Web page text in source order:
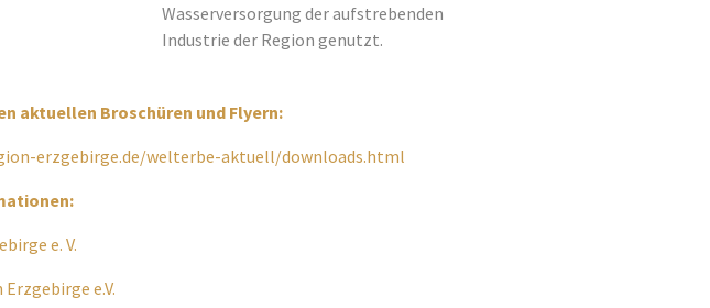
Wasserversorgung der aufstrebenden
Industrie der Region genutzt.
aktuellen Broschüren und Flyern:
erzgebirge.de/welterbe-aktuell/downloads.html
e. V.
e.V.